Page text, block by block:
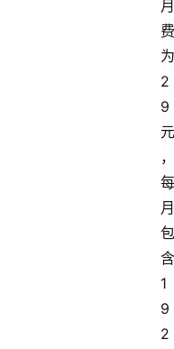
月
费
为
2
9
元
，
每
月
包
含
1
9
2